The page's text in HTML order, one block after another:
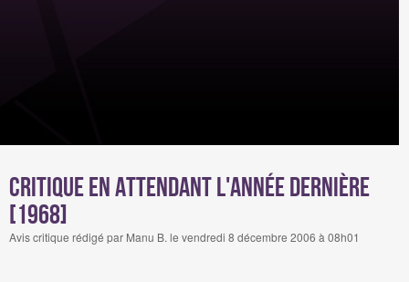
Critique En attendant l'année dernière
[1968]
Avis critique rédigé par Manu B. le vendredi 8 décembre 2006 à 08h01